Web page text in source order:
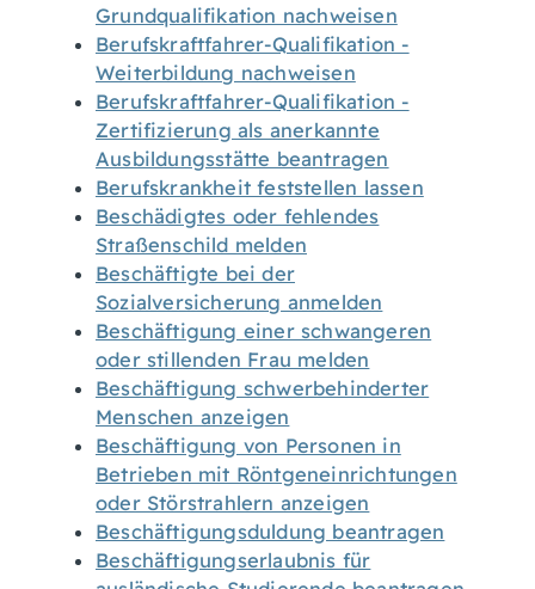
Grundqualifikation nachweisen
Berufskraftfahrer-Qualifikation -
Weiterbildung nachweisen
Berufskraftfahrer-Qualifikation -
Zertifizierung als anerkannte
Ausbildungsstätte beantragen
Berufskrankheit feststellen lassen
Beschädigtes oder fehlendes
Straßenschild melden
Beschäftigte bei der
Sozialversicherung anmelden
Beschäftigung einer schwangeren
oder stillenden Frau melden
Beschäftigung schwerbehinderter
Menschen anzeigen
Beschäftigung von Personen in
Betrieben mit Röntgeneinrichtungen
oder Störstrahlern anzeigen
Beschäftigungsduldung beantragen
Beschäftigungserlaubnis für